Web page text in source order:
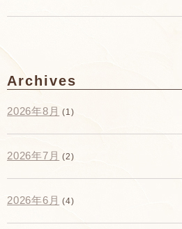
Archives
2026年8月 (1)
2026年7月 (2)
2026年6月 (4)